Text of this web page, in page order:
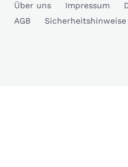
Über uns Impressum
AGB
Sicherheitshinweise